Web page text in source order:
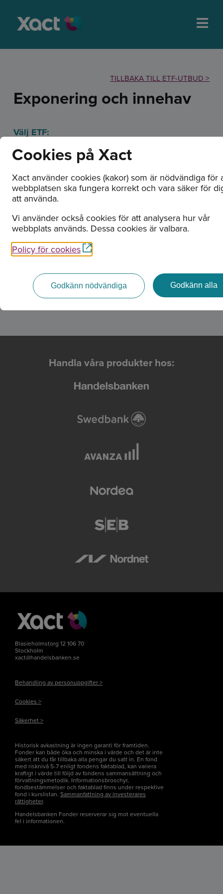
TILLBAKA TILL ETF-UTBUD >
Exponering och innehav
Välj ETF:
XACT Bull 2 (ETF)
Innehav/Exponering: 2026-08-06
OMXS306H
Cash SEK 100 %
Handla våra produkter hos:
Blasieholmstorg 12 106 70
Stockholm
xact@handelsbanken.se
Behandling av personuppgifter >
Cookies >
Säkerhet >
Historisk avkastning är ingen garanti för framtiden.
Fonder kan både öka och minska i värde och det är inte
säkert att du får tillbaka alla pengar du satt in. En fond
med risknivå 5-7 enligt fondens faktablad, kan variera
kraftigt i värde till följd av fondens sammansättning och
förvaltningsmetodik. Informationsbroschyr,
fondbestämmelser och faktablad finns under respektive
fond i kurslistan. Sammanfattning av investerares
rättigheter.
Handelsbanken Fonder reserverar sig mot eventuella
fel i informationen.
Cookies på Xact
Xact använder cookies (kakor) som är nödvändiga för
webbplatsen ska fungera korrekt och vara säker för
att använda.
Vi använder också cookies för att analysera hur vår
webbplats används. Dessa cookies är valbara.
Policy för cookies
Godkänn alla
Godkänn nödvändiga